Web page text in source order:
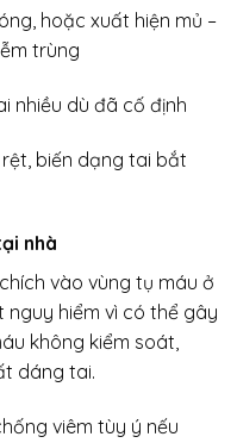
hoặc xuất hiện mủ –
trùng
nhiều dù đã cố định
biến dạng tai bắt
nhà
vào vùng tụ máu ở
hiểm vì có thể gây
không kiểm soát,
dáng tai.
viêm tùy ý nếu